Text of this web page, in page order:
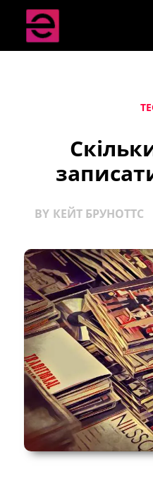
BY КЕЙТ БРУНОТТС